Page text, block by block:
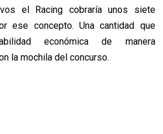
el Racing cobraría unos siete
ese concepto. Una cantidad que
económica de manera
la mochila del concurso.